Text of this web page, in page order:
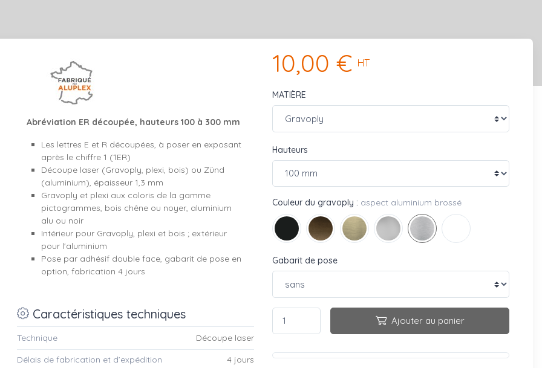
Abréviation ER découpée, hauteurs 100 à 300 mm
Les lettres E et R découpées, à poser en exposant
après le chiffre 1 (1ER)
Découpe laser (Gravoply, plexi, bois) ou Zünd
(aluminium), épaisseur 1,3 mm
Gravoply et plexi aux coloris de la gamme
pictogrammes, bois chêne ou noyer, aluminium
alu ou noir
Intérieur pour Gravoply, plexi et bois ; extérieur
pour l'aluminium
Pose par adhésif double face, gabarit de pose en
option, fabrication 4 jours
Caractéristiques techniques
Technique Découpe laser
Délais de fabrication et d’expédition 4 jours
10,00 € HT
MATIÈRE
Hauteurs
Couleur du gravoply : aspect aluminium brossé
Gabarit de pose
Ajouter au panier